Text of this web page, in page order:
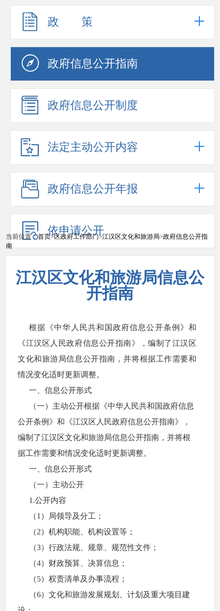
政 策
政府信息公开指南
政府信息公开制度
法定主动公开内容
政府信息公开年报
依申请公开
当前位置：首页>区政府工作部门>江汉区文化和旅游局>政府信息公开指
南
江汉区文化和旅游局信息公
开指南
根据《中华人民共和国政府信息公开条例》和
《江汉区人民政府信息公开指南》，编制了江汉区
文化和旅游局信息公开指南，并将根据工作需要和
情况变化适时更新调整。
一、信息公开形式
（一）主动公开根据《中华人民共和国政府信息
公开条例》和《江汉区人民政府信息公开指南》，
编制了江汉区文化和旅游局信息公开指南，并将根
据工作需要和情况变化适时更新调整。
一、信息公开形式
（一）主动公开
1.公开内容
（1）局领导及分工；
（2）机构职能、机构设置等；
（3）行政法规、规章、规范性文件；
（4）财政预算、决算信息；
（5）权责清单及办事流程；
（6）文化和旅游发展规划、计划及重大项目建